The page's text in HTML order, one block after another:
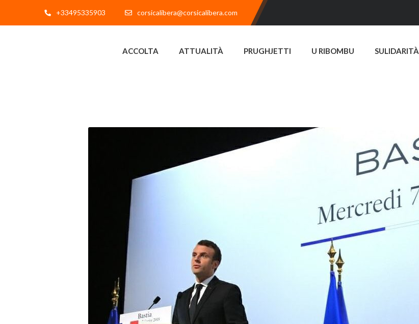
+33495335903 corsicalibera@corsicalibera.com
ACCOLTA ATTUALITÀ PRUGHJETTI U RIBOMBU SULIDARITÀ